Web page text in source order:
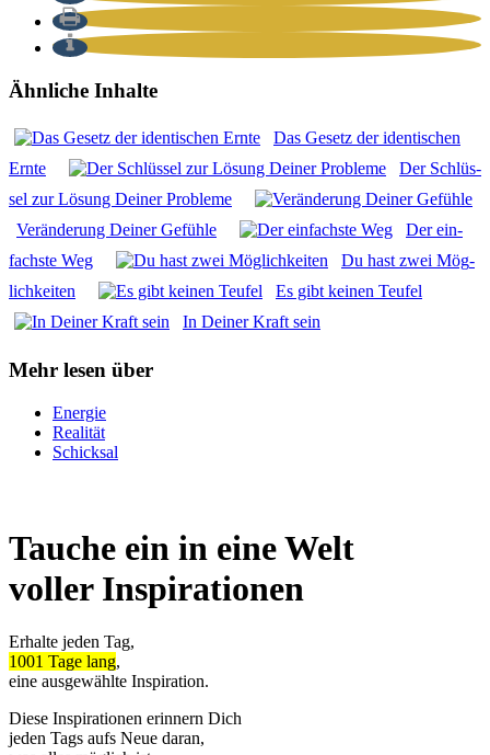
Ähnliche Inhalte
Das Gesetz der iden­ti­schen
Ern­te
Der Schlüs­
sel zur Lösung Dei­ner Pro­ble­me
Ver­än­de­rung Dei­ner Gefüh­le
Der ein­
fachs­te Weg
Du hast zwei Mög­
lich­kei­ten
Es gibt kei­nen Teu­fel
In Dei­ner Kraft sein
Mehr lesen über
Energie
Realität
Schicksal
Tauche ein in eine Welt
voller Inspirationen
Erhalte jeden Tag,
1001 Tage lang,
eine ausgewählte Inspiration.
Diese Inspirationen erinnern Dich
jeden Tags aufs Neue daran,